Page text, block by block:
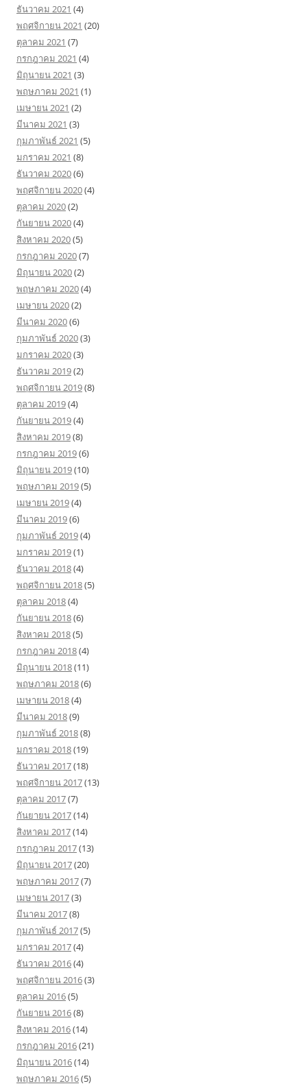
ธันวาคม 2021 (4)
พฤศจิกายน 2021 (20)
ตุลาคม 2021 (7)
กรกฎาคม 2021 (4)
มิถุนายน 2021 (3)
พฤษภาคม 2021 (1)
เมษายน 2021 (2)
มีนาคม 2021 (3)
กุมภาพันธ์ 2021 (5)
มกราคม 2021 (8)
ธันวาคม 2020(6)
พฤศจิกายน 2020(4)
ตุลาคม 2020(2)
กันยายน 2020(4)
สิงหาคม 2020(5)
กรกฎาคม 2020(7)
มิถุนายน 2020(2)
พฤษภาคม 2020(4)
เมษายน 2020(2)
มีนาคม 2020(6)
กุมภาพันธ์ 2020(3)
มกราคม 2020(3)
ธันวาคม 2019(2)
พฤศจิกายน 2019(8)
ตุลาคม 2019(4)
กันยายน 2019(4)
สิงหาคม 2019(8)
กรกฎาคม 2019(6)
มิถุนายน 2019(10)
พฤษภาคม 2019(5)
เมษายน 2019(4)
มีนาคม 2019(6)
กุมภาพันธ์ 2019(4)
มกราคม 2019(1)
ธันวาคม 2018(4)
พฤศจิกายน 2018(5)
ตุลาคม 2018(4)
กันยายน 2018(6)
สิงหาคม 2018(5)
กรกฎาคม 2018(4)
มิถุนายน 2018(11)
พฤษภาคม 2018(6)
เมษายน 2018(4)
มีนาคม 2018(9)
กุมภาพันธ์ 2018(8)
มกราคม 2018(19)
ธันวาคม 2017(18)
พฤศจิกายน 2017(13)
ตุลาคม 2017(7)
กันยายน 2017(14)
สิงหาคม 2017(14)
กรกฎาคม 2017(13)
มิถุนายน 2017(20)
พฤษภาคม 2017(7)
เมษายน 2017(3)
มีนาคม 2017(8)
กุมภาพันธ์ 2017(5)
มกราคม 2017(4)
ธันวาคม 2016(4)
พฤศจิกายน 2016(3)
ตุลาคม 2016(5)
กันยายน 2016(8)
สิงหาคม 2016(14)
กรกฎาคม 2016(21)
มิถุนายน 2016(14)
พฤษภาคม 2016(5)